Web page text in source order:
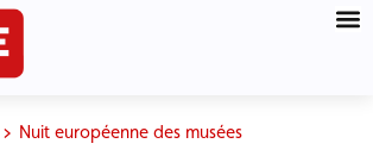
Nuit européenne des musées